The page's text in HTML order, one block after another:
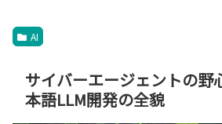
AI
サイバーエージェントの野
本語LLM開発の全貌